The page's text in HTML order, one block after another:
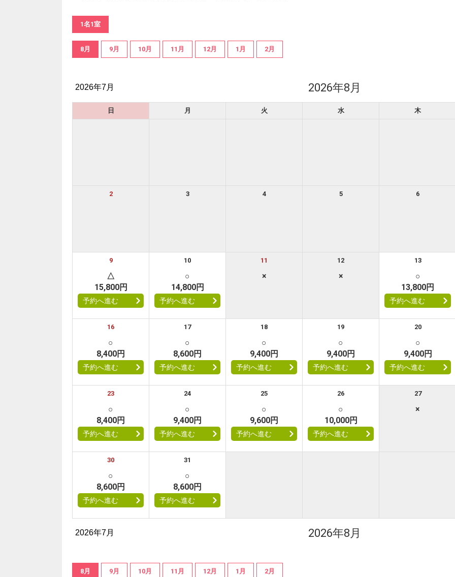
フリーセレクション・クーポンコードをご利用いただけない商品
1名1室
8月 9月 10月 11月 12月 1月 2月
2026年7月 2026年8月
日 月 火 水 木
2 3 4 5 6
9
△
15,800円
予約へ進む
10
○
14,800円
予約へ進む
11
×
12
×
13
○
13,800円
予約へ進む
16
○
8,400円
予約へ進む
17
○
8,600円
予約へ進む
18
○
9,400円
予約へ進む
19
○
9,400円
予約へ進む
20
○
9,400円
予約へ進む
23
○
8,400円
予約へ進む
24
○
9,400円
予約へ進む
25
○
9,600円
予約へ進む
26
○
10,000円
予約へ進む
27
×
30
○
8,600円
予約へ進む
31
○
8,600円
予約へ進む
2026年7月 2026年8月
8月 9月 10月 11月 12月 1月 2月